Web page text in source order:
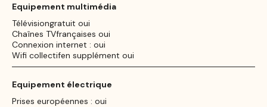
Equipement multimédia
Télévisiongratuit oui
Chaînes TVfrançaises oui
Connexion internet : oui
Wifi collectifen supplément oui
Equipement électrique
Prises européennes : oui